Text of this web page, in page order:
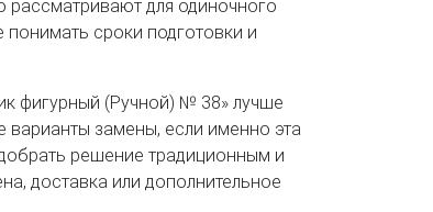
для одиночного
понимать сроки подготовки и
фигурный (Ручной) № 38» лучше
варианты замены, если именно эта
решение традиционным и
доставка или дополнительное